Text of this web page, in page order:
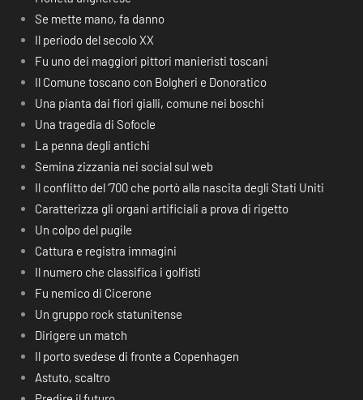
Se mette mano, fa danno
Il periodo del secolo XX
Fu uno dei maggiori pittori manieristi toscani
Il Comune toscano con Bolgheri e Donoratico
Una pianta dai fiori gialli, comune nei boschi
Una tragedia di Sofocle
La penna degli antichi
Semina zizzania nei social sul web
Il conflitto del ‘700 che portò alla nascita degli Stati Uniti
Caratterizza gli organi artificiali a prova di rigetto
Un colpo del pugile
Cattura e registra immagini
Il numero che classifica i golfisti
Fu nemico di Cicerone
Un gruppo rock statunitense
Dirigere un match
Il porto svedese di fronte a Copenhagen
Astuto, scaltro